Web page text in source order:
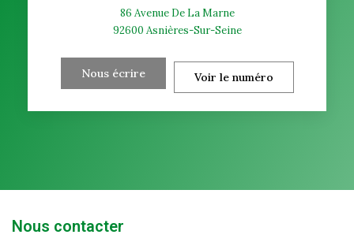
86 Avenue De La Marne
92600 Asnières-Sur-Seine
Nous écrire Voir le numéro
Nous contacter